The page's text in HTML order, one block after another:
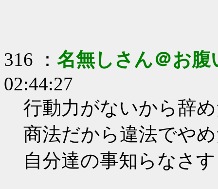
316 ： 名無しさん＠お腹
02:44:27
行動力がないから辞
商法だから違法でや
自分達の事知らなさ